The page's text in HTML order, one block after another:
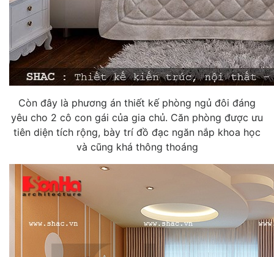
Còn đây là phương án thiết kế phòng ngủ đôi đáng
yêu cho 2 cô con gái của gia chủ. Căn phòng được ưu
tiên diện tích rộng, bày trí đồ đạc ngăn nắp khoa học
và cũng khá thông thoáng